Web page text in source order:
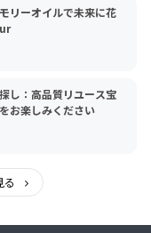
リーオイルで未来に花
し：高品質リユース宝
お楽しみください
る